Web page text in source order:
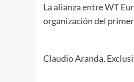
La alianza entre WT
organización del
Claudio Aranda,